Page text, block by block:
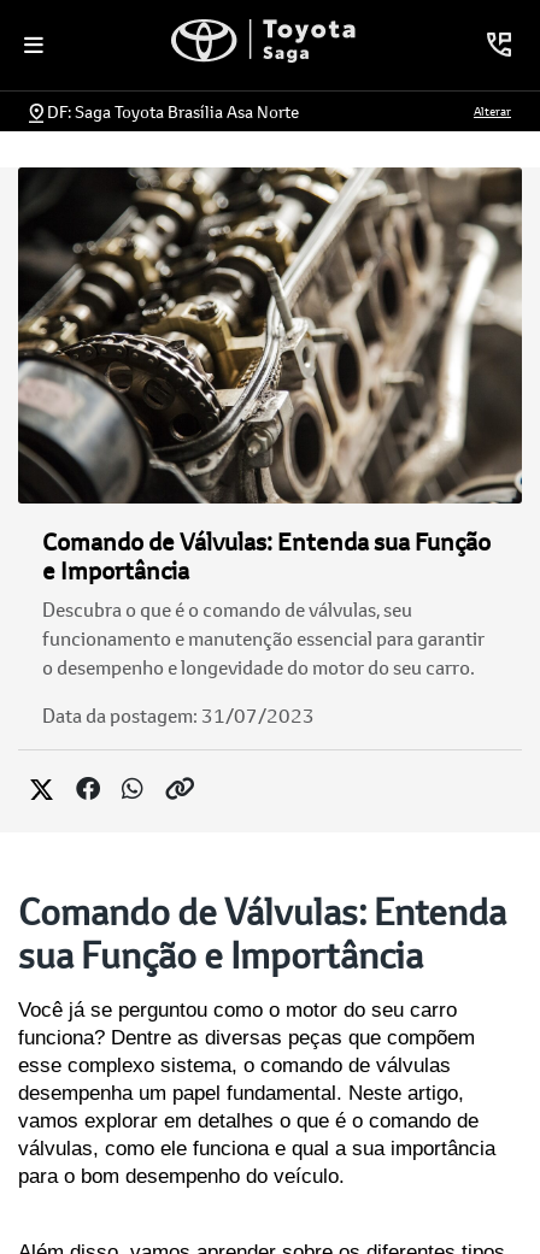
DF: Saga Toyota Brasília Asa Norte Alterar
Comando de Válvulas: Entenda sua Função
e Importância
Descubra o que é o comando de válvulas, seu
funcionamento e manutenção essencial para garantir
o desempenho e longevidade do motor do seu carro.
Data da postagem: 31/07/2023
Comando de Válvulas: Entenda
sua Função e Importância
Você já se perguntou como o motor do seu carro
funciona? Dentre as diversas peças que compõem
esse complexo sistema, o comando de válvulas
desempenha um papel fundamental. Neste artigo,
vamos explorar em detalhes o que é o comando de
válvulas, como ele funciona e qual a sua importância
para o bom desempenho do veículo.